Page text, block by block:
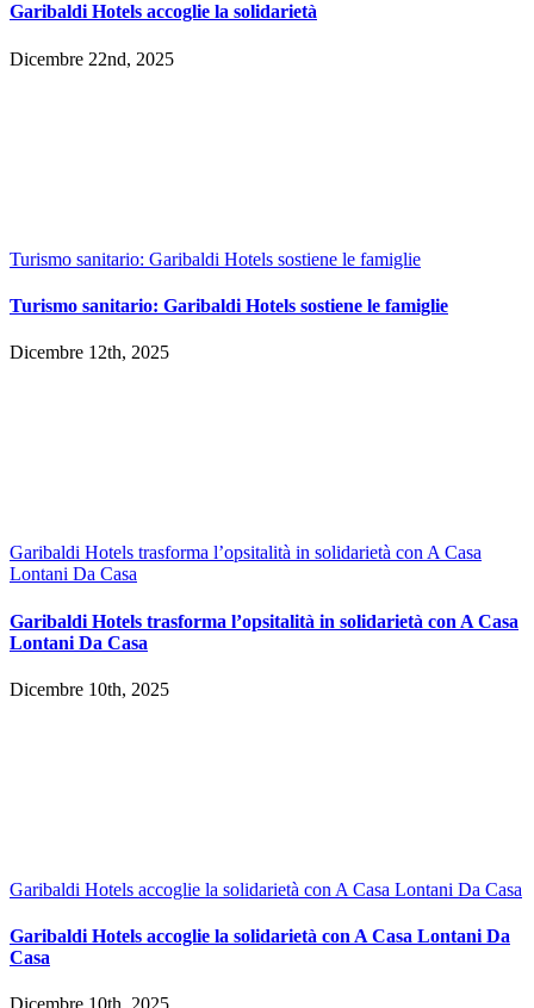
Garibaldi Hotels accoglie la solidarietà
Dicembre 22nd, 2025
Turismo sanitario: Garibaldi Hotels sostiene le famiglie
Turismo sanitario: Garibaldi Hotels sostiene le famiglie
Dicembre 12th, 2025
Garibaldi Hotels trasforma l’opsitalità in solidarietà con A Casa
Lontani Da Casa
Garibaldi Hotels trasforma l’opsitalità in solidarietà con A Casa
Lontani Da Casa
Dicembre 10th, 2025
Garibaldi Hotels accoglie la solidarietà con A Casa Lontani Da Casa
Garibaldi Hotels accoglie la solidarietà con A Casa Lontani Da
Casa